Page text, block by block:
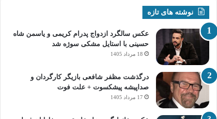
نوشته های تازه
عکس سالگرد ازدواج پدرام کریمی و یاسمن شاه‌
حسینی با استایل مشکی سوژه شد
18 مرداد 1405
درگذشت مظفر شافعی بازیگر کارگردان و
صداپیشه پیشکسوت + علت فوت
17 مرداد 1405